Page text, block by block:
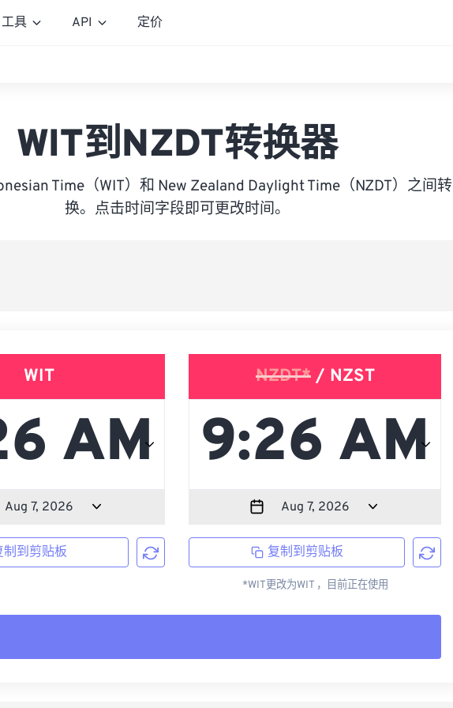
工具 API 定价
WIT到NZDT转换器
Time（WIT）和 New Zealand Daylight Time（NZDT）之间转
换。点击时间字段即可更改时间。
WIT
制到剪贴板
NZDT*/ NZST
复制到剪贴板
*WIT更改为WIT ，目前正在使用